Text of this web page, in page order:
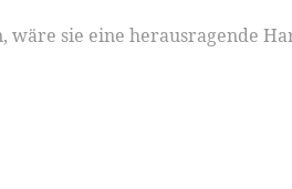
sie eine herausragende